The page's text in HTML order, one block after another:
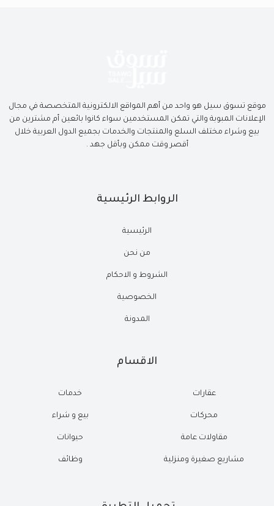
موقع تسوق سيل هو واحد من أهم المواقع الالكترونية المتخصصة في مجال
الإعلانات المبوبة والتي تمكن المستخدمين سواء كانوا بائعين أم مشترين من
بيع وشراء مختلف السلع والمنتجات والخدمات بجميع الدول العربية خلال
أقصر وقت ممكن وبأقل جهد .
الروابط الرئيسية
الرئيسية
من نحن
الشروط و الاحكام
الخصوصية
المدونة
الاقسام
عقارات
محركات
مقاولات عامة
مشاريع صغيرة ومنزلية
خدمات
بيع و شراء
حيوانات
وظائف